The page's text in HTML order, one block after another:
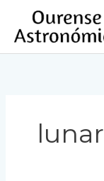
contenido
lunar